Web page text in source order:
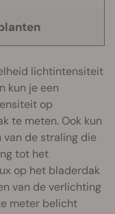
lichtintensiteit
kun je een
op
te meten. Ook kun
van de straling die
tot het
op het bladerdak
van de verlichting
meter belicht